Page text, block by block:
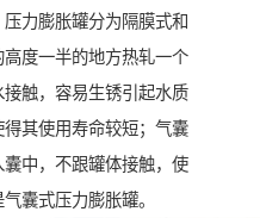
力膨胀罐分为隔膜式和
度一半的地方热轧一个
触，容易生锈引起水质
其使用寿命较短；气囊
中，不跟罐体接触，使
囊式压力膨胀罐。